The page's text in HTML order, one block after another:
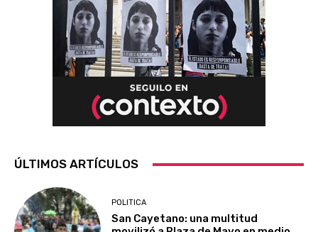
ÚLTIMOS ARTÍCULOS
POLITICA
San Cayetano: una multitud